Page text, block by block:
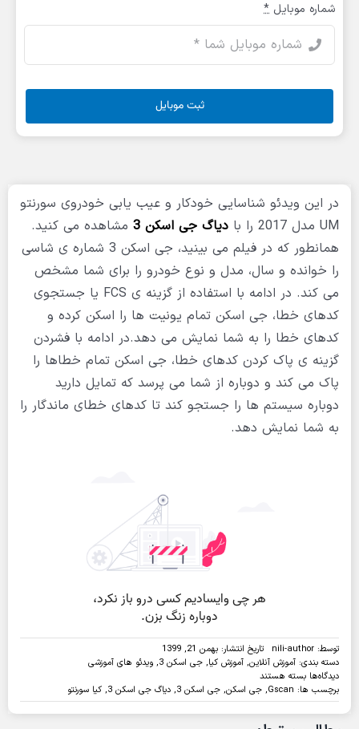
در این ویدئو شناسایی خودکار و عیب یابی خودروی سورنتو
UM مدل 2017 را با
دیاگ جی اسکن 3
مشاهده می کنید.
همانطور که در فیلم می بینید، جی اسکن 3 شماره ی شاسی
را خوانده و سال، مدل و نوع خودرو را برای شما مشخص
می کند. در ادامه با استفاده از گزینه ی FCS یا جستجوی
کدهای خطا، جی اسکن تمام یونیت ها را اسکن کرده و
کدهای خطا را به شما نمایش می دهد.در ادامه با فشردن
گزینه ی پاک کردن کدهای خطا، جی اسکن تمام خطاها را
پاک می کند و دوباره از شما می پرسد که تمایل دارید
دوباره سیستم ها را جستجو کند تا کدهای خطای ماندگار را
به شما نمایش دهد.
توسط: nili-author
تاریخ انتشار: بهمن 21, 1399
دسته بندی: آموزش آنلاین, آموزش کیا, جی اسکن 3 , ویدئو های آموزشی
دیدگاه‌ها برای
ویدئو:شناسایی
خودکار
و
بسته هستند
برچسب ها: Gscan
, جی اسکن, جی اسکن 3 , دیاگ جی اسکن 3 , کیا سورنتو
شماره موبایل *
ثبت موبایل